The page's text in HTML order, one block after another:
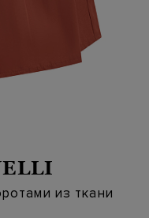
из ткани